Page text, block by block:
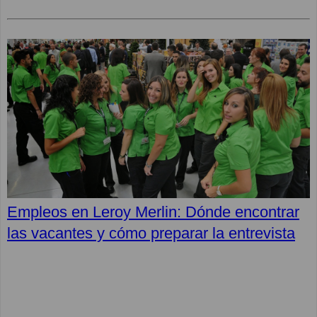
Empleos en Leroy Merlin: Dónde encontrar
las vacantes y cómo preparar la entrevista